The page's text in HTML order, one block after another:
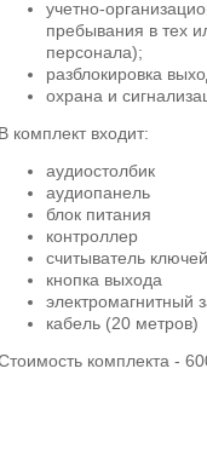
учетно-
пребывания в тех
персонала);
разблокировка
охрана и
В комплект входит:
аудиостолбик
аудиопанель
блок питания
контроллер
считыватель ключей
кнопка выхода
электромагнитный
кабель (20 метров)
комплекта -